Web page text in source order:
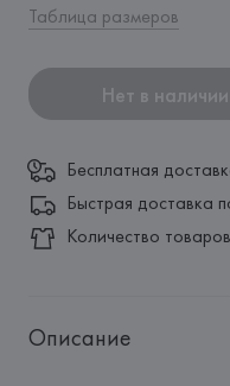
Таблица размеров
Нет в наличии
Бесплатная
Быстрая доставка
Количество
Описание